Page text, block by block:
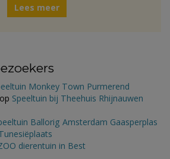
Lees meer
Monkey Town Purmerend
op Speeltuin bij Theehuis Rhijnauwen
Ballorig Amsterdam Gaasperplas
dierentuin in Best